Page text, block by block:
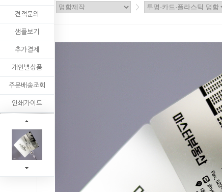
>
견적문의
샘플보기
추가결제
개인별상품
주문배송조회
인쇄가이드